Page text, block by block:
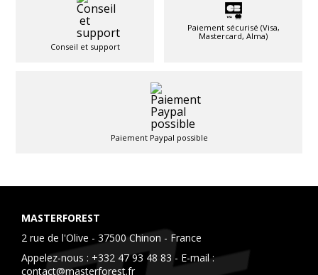
Conseil et support
Paiement sécurisé (Visa,
Mastercard, Alma)
Paiement Paypal possible
MASTERFOREST
2 rue de l'Olive - 37500 Chinon - France
Appelez-nous : +332 47 93 48 83 - E-mail :
contact@masterforest.fr